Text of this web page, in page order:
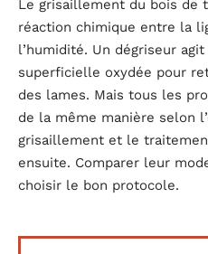
Le grisaillement du bois de
réaction chimique entre la
l’humidité. Un dégriseur
superficielle oxydée pour
des lames. Mais tous les
de la même manière selon
grisaillement et le
ensuite. Comparer leur
choisir le bon protocole.